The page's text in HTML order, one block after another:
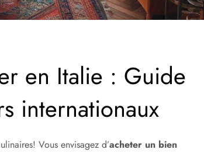
en Italie : Guide
internationaux
Vous envisagez d’acheter un bien